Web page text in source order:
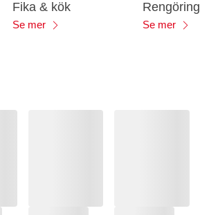
Fika & kök
Se mer
Rengöring
Se mer